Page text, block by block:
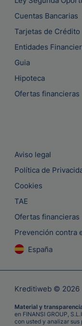
Cuentas Bancarias
Tarjetas de Crédito
Entidades
Guia
Hipoteca
Ofertas financieras
Aviso legal
Política de
Cookies
TAE
Ofertas financieras
Prevención contra
España
Kreditiweb © 2026
Material y
en FINANSI GROUP,
con usted y analizar